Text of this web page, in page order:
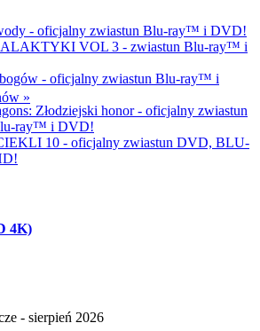
- oficjalny zwiastun Blu-ray™ i DVD!
VOL 3 - zwiastun Blu-ray™ i
- oficjalny zwiastun Blu-ray™ i
Złodziejski honor - oficjalny zwiastun
ray™ i DVD!
10 - oficjalny zwiastun DVD, BLU-
»
4K)
- sierpień 2026